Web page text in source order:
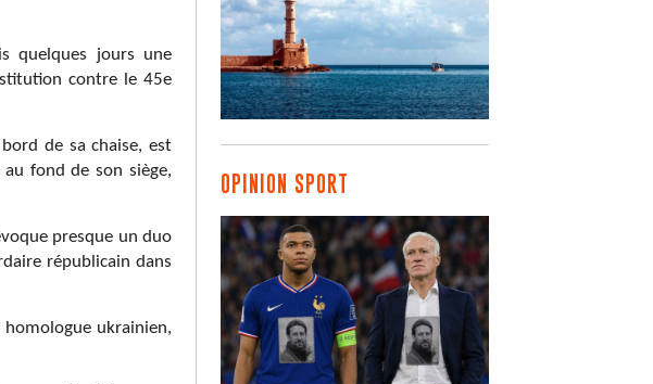
quelques jours une
contre le 45e
de sa chaise, est
fond de son siège,
presque un duo
républicain dans
ukrainien,
OPINION SPORT